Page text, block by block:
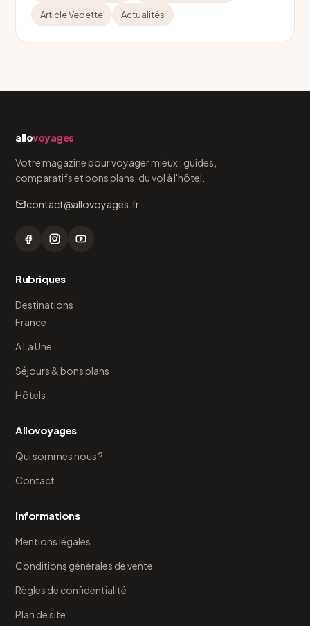
Article Vedette Actualités
allovoyages
Votre magazine pour voyager mieux : guides,
comparatifs et bons plans, du vol à l'hôtel.
contact@allovoyages.fr
Rubriques
Destinations
France
A La Une
Séjours & bons plans
Hôtels
Allovoyages
Qui sommes nous ?
Contact
Informations
Mentions légales
Conditions générales de vente
Règles de confidentialité
Plan de site